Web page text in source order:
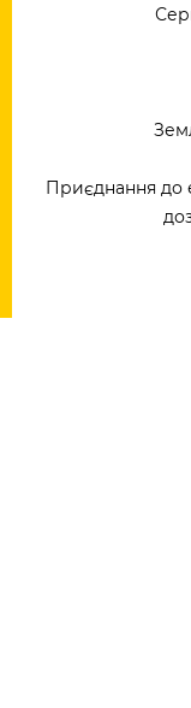
Приєднання до